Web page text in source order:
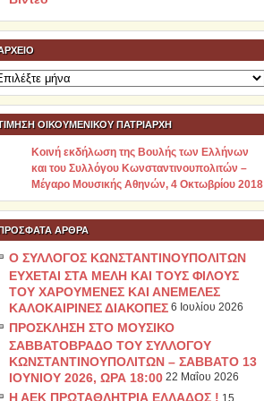
ΟΙΚΟΥΜΕΝΙΚΟΥ ΠΑΤΡΙΑΡΧΗ
Κοινή εκδήλωση της Βουλής των Ελλήνων
και του Συλλόγου Κωνσταντινουπολιτών –
Μέγαρο Μουσικής Αθηνών, 4 Οκτωβρίου 2018
ΆΡΘΡΑ
Ο ΣΥΛΛΟΓΟΣ ΚΩΝΣΤΑΝΤΙΝΟΥΠΟΛΙΤΩΝ
ΕΥΧΕΤΑΙ ΣΤΑ ΜΕΛΗ ΚΑΙ ΤΟΥΣ ΦΙΛΟΥΣ
ΤΟΥ ΧΑΡΟΥΜΕΝΕΣ ΚΑΙ ΑΝΕΜΕΛΕΣ
ΚΑΛΟΚΑΙΡΙΝΕΣ ΔΙΑΚΟΠΕΣ 6 Ιουλίου 2026
ΠΡΟΣΚΛΗΣΗ ΣΤΟ ΜΟΥΣΙΚΟ
ΣΑΒΒΑΤΟΒΡΑΔΟ ΤΟΥ ΣΥΛΛΟΓΟΥ
ΚΩΝΣΤΑΝΤΙΝΟΥΠΟΛΙΤΩΝ – ΣΑΒΒΑΤΟ 13
ΙΟΥΝΙΟΥ 2026, ΩΡΑ 18:00 22 Μαΐου 2026
Η ΑΕΚ ΠΡΩΤΑΘΛΗΤΡΙΑ ΕΛΛΑΔΟΣ !